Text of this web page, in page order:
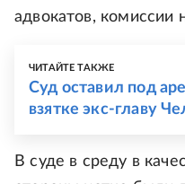
адвокатов, комиссии
ЧИТАЙТЕ ТАКЖЕ
Суд оставил под
взятке экс-главу
В суде в среду в